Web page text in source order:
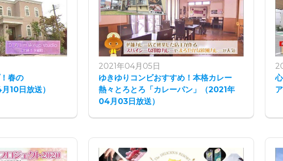
春の
10日放送）
2021年04月05日
ゆきゆりコンビおすすめ！本格カレー
熱々とろとろ「カレーパン」（2021年
04月03日放送）